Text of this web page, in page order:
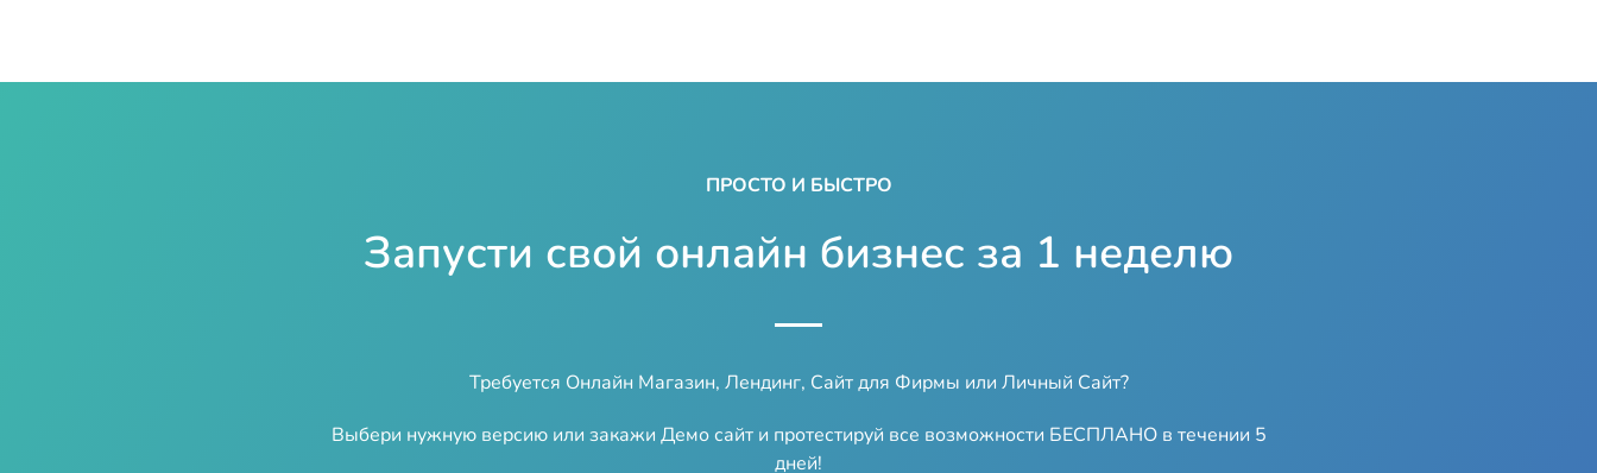
ПРОСТО И БЫСТРО
Запусти свой онлайн бизнес за 1 неделю
Требуется Онлайн Магазин, Лендинг, Сайт для Фирмы или Личный Сайт?
Выбери нужную версию или закажи Демо сайт и протестируй все возможности БЕСПЛАНО в течении 5
дней!